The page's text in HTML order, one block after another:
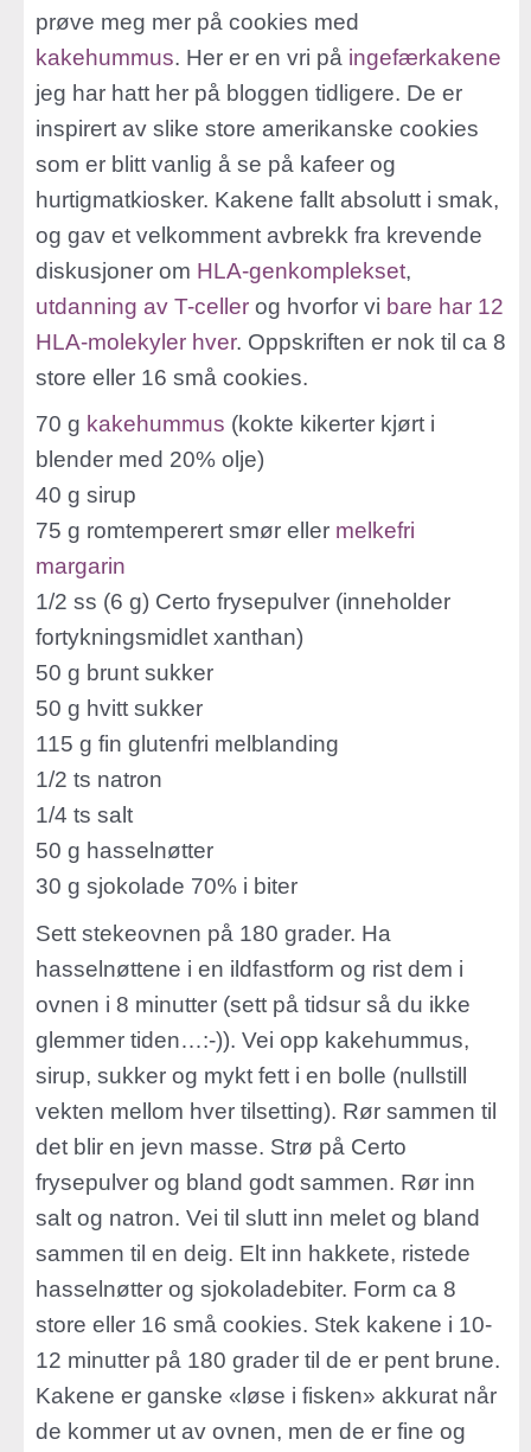
prøve meg mer på cookies med
kakehummus. Her er en vri på ingefærkakene
jeg har hatt her på bloggen tidligere. De er
inspirert av slike store amerikanske cookies
som er blitt vanlig å se på kafeer og
hurtigmatkiosker. Kakene fallt absolutt i smak,
og gav et velkomment avbrekk fra krevende
diskusjoner om HLA-genkomplekset,
utdanning av T-celler og hvorfor vi bare har 12
HLA-molekyler hver. Oppskriften er nok til ca 8
store eller 16 små cookies.
70 g kakehummus (kokte kikerter kjørt i
blender med 20% olje)
40 g sirup
75 g romtemperert smør eller melkefri
margarin
1/2 ss (6 g) Certo frysepulver (inneholder
fortykningsmidlet xanthan)
50 g brunt sukker
50 g hvitt sukker
115 g fin glutenfri melblanding
1/2 ts natron
1/4 ts salt
50 g hasselnøtter
30 g sjokolade 70% i biter
Sett stekeovnen på 180 grader. Ha
hasselnøttene i en ildfastform og rist dem i
ovnen i 8 minutter (sett på tidsur så du ikke
glemmer tiden…:-)). Vei opp kakehummus,
sirup, sukker og mykt fett i en bolle (nullstill
vekten mellom hver tilsetting). Rør sammen til
det blir en jevn masse. Strø på Certo
frysepulver og bland godt sammen. Rør inn
salt og natron. Vei til slutt inn melet og bland
sammen til en deig. Elt inn hakkete, ristede
hasselnøtter og sjokoladebiter. Form ca 8
store eller 16 små cookies. Stek kakene i 10-
12 minutter på 180 grader til de er pent brune.
Kakene er ganske «løse i fisken» akkurat når
de kommer ut av ovnen, men de er fine og